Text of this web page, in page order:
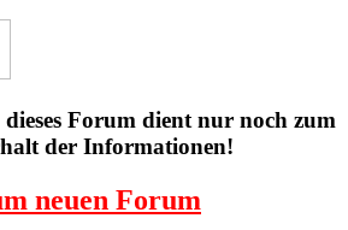
Forum dient nur noch zum
der Informationen!
neuen Forum